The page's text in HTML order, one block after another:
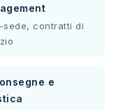
sede, contratti di
e